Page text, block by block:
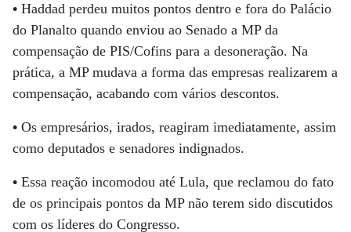
• Haddad perdeu muitos pontos dentro e fora do Palácio
do Planalto quando enviou ao Senado a MP da
compensação de PIS/Cofins para a desoneração. Na
prática, a MP mudava a forma das empresas realizarem a
compensação, acabando com vários descontos.
• Os empresários, irados, reagiram imediatamente, assim
como deputados e senadores indignados.
• Essa reação incomodou até Lula, que reclamou do fato
de os principais pontos da MP não terem sido discutidos
com os líderes do Congresso.